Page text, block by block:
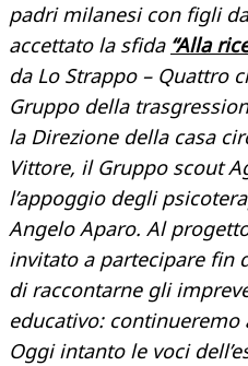
padri milanesi con figli
accettato la sfida “Alla
da Lo Strappo – Quattro
Gruppo della
la Direzione della casa
Vittore, il Gruppo scout
l’appoggio degli
Angelo Aparo. Al
invitato a partecipare fin
di raccontarne gli
educativo:
Oggi intanto le voci